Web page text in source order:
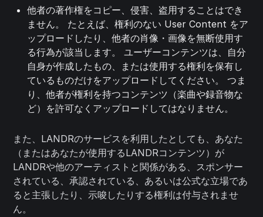
他者の著作権をコピー、侵害、盗用することはでき
ません。 たとえば、権利のない User Content をア
ップロードしたり、他者の肖像・画像を無断使用す
る行為が該当します。 ユーザーコンテンツは、自分
自身が作成したもの、または使用する権利を保有し
ているものだけをアップロードしてください。 つま
り、他者が権利を持つコンテンツ（楽曲や録音物な
ど）を許可なくアップロードしてはなりません。
また、LANDRのサービスを利用したとしても、あなた
（またはあなたが使用するLANDRコンテンツ）が
LANDRや他のアーティストと関係がある、スポンサー
されている、承認されている、あるいは公式な立場であ
ると主張したり、示唆したりする権利は付与されませ
ん。